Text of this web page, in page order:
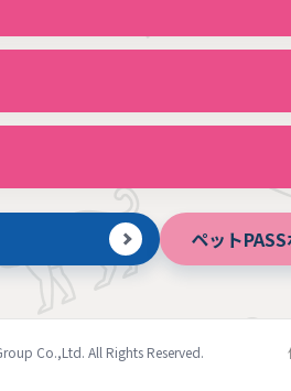
ペット
Co.,Ltd. All Rights Reserved.